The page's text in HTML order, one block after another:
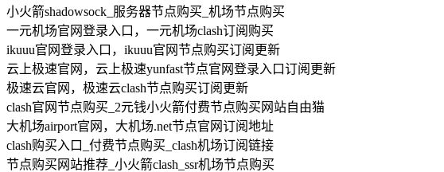
小火箭shadowsock_服务器节点购买_机场节点购买
一元机场官网登录入口，一元机场clash订阅购买
ikuuu官网登录入口，ikuuu官网节点购买订阅更新
云上极速官网，云上极速yunfast节点官网登录入口订阅更新
极速云官网，极速云clash节点购买订阅更新
clash官网节点购买_2元钱小火箭付费节点购买网站自由猫
大机场airport官网，大机场.net节点官网订阅地址
clash购买入口_付费节点购买_clash机场订阅链接
节点购买网站推荐_小火箭clash_ssr机场节点购买